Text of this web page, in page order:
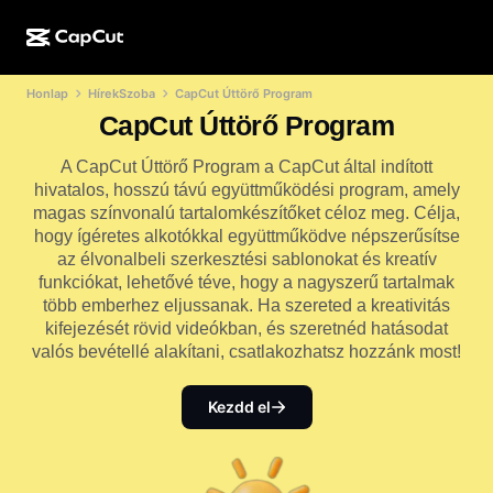
CapCut Desktop
CapCut Online
CapCut Pad
CapCut Mobile
Dreamina AI
Pippit AI
Videóstúdió
MI-videógenerátor
MI-képgenerátor
MI-képminőség-javító
Dreamina Seedance 2.5
Nano Banana Pro
MI-eszközök
Videószerkesztő és -generátor
Képszerkesztő és -generátor
Beszédhang-generátor és -szerkesztő
Több
Felhasználási területek
Közösségimédia-sablonok
Ünnepi sablonok
Több
Naptársablonok
Évfordulós sablonok
Kezdeményezések
Partnerek
Úttörőprogram
CapCut kreatív campus
Honlap HírekSzoba CapCut Úttörő Program
CapCut Úttörő Program
A CapCut Úttörő Program a CapCut által indított
hivatalos, hosszú távú együttműködési program, amely
magas színvonalú tartalomkészítőket céloz meg. Célja,
hogy ígéretes alkotókkal együttműködve népszerűsítse
az élvonalbeli szerkesztési sablonokat és kreatív
funkciókat, lehetővé téve, hogy a nagyszerű tartalmak
több emberhez eljussanak. Ha szereted a kreativitás
kifejezését rövid videókban, és szeretnéd hatásodat
valós bevétellé alakítani, csatlakozhatsz hozzánk most!
Kezdd el